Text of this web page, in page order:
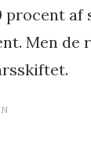
procent af
Men de